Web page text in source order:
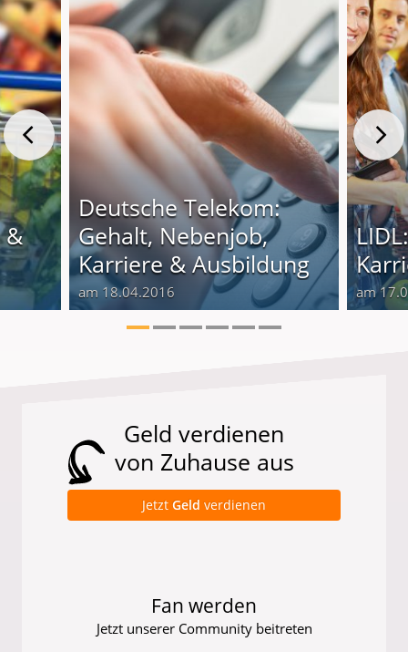
&
Deutsche Telekom:
Gehalt, Nebenjob,
Karriere & Ausbildung
am 18.04.2016 am
Geld verdienen
von Zuhause aus
Jetzt Geld verdienen
Fan werden
Jetzt unserer Community beitreten